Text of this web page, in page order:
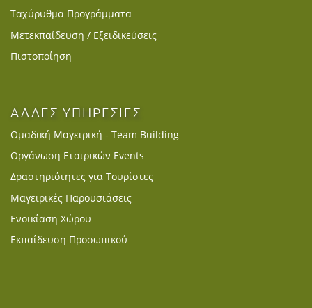
Ταχύρυθμα Προγράμματα
Μετεκπαίδευση / Εξειδικεύσεις
Πιστοποίηση
ΑΛΛΕΣ ΥΠΗΡΕΣΙΕΣ
Ομαδική Μαγειρική - Team Building
Οργάνωση Εταιρικών Events
Δραστηριότητες για Τουρίστες
Μαγειρικές Παρουσιάσεις
Ενοικίαση Χώρου
Εκπαίδευση Προσωπικού